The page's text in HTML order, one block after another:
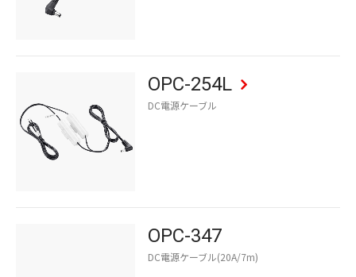
OPC-254L
DC電源ケーブル
OPC-347
DC電源ケーブル(20A/7m)